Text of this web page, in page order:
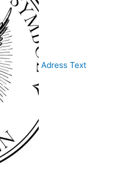
Adress Text